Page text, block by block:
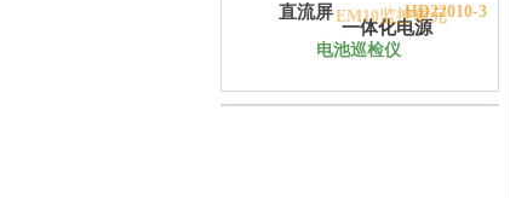
直流屏
电池巡检仪
一体化电源
EM10监控单元HD22010-3